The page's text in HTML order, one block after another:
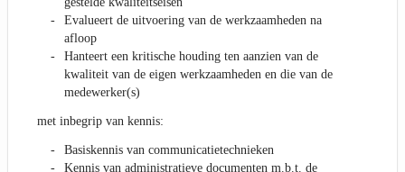
Evalueert de uitvoering van de werkzaamheden na
afloop
Hanteert een kritische houding ten aanzien van de
kwaliteit van de eigen werkzaamheden en die van de
medewerker(s)
met inbegrip van kennis:
Basiskennis van communicatietechnieken
Kennis van administratieve documenten m.b.t. de